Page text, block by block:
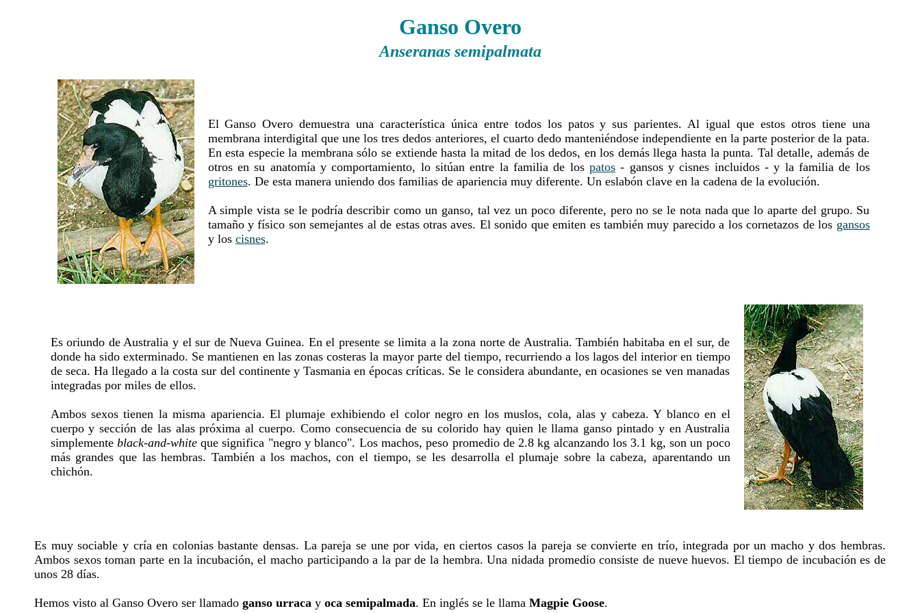
Ganso Overo
Anseranas semipalmata
El Ganso Overo demuestra una característica única entre todos los patos y sus parientes. Al igual que estos otros tiene una
membrana interdigital que une los tres dedos anteriores, el cuarto dedo manteniéndose independiente en la parte posterior de la pata.
En esta especie la membrana sólo se extiende hasta la mitad de los dedos, en los demás llega hasta la punta. Tal detalle, además de
otros en su anatomía y comportamiento, lo sitúan entre la familia de los patos- gansos y cisnes incluidos - y la familia de los
gritones. De esta manera uniendo dos familias de apariencia muy diferente. Un eslabón clave en la cadena de la evolución.
A simple vista se le podría describir como un ganso, tal vez un poco diferente, pero no se le nota nada que lo aparte del grupo. Su
tamaño y físico son semejantes al de estas otras aves. El sonido que emiten es también muy parecido a los cornetazos de los gansos
y los cisnes.
Es oriundo de Australia y el sur de Nueva Guinea. En el presente se limita a la zona norte de Australia. También habitaba en el sur, de
donde ha sido exterminado. Se mantienen en las zonas costeras la mayor parte del tiempo, recurriendo a los lagos del interior en tiempo
de seca. Ha llegado a la costa sur del continente y Tasmania en épocas críticas. Se le considera abundante, en ocasiones se ven manadas
integradas por miles de ellos.
Ambos sexos tienen la misma apariencia. El plumaje exhibiendo el color negro en los muslos, cola, alas y cabeza. Y blanco en el
cuerpo y sección de las alas próxima al cuerpo. Como consecuencia de su colorido hay quien le llama ganso pintado y en Australia
simplemente black-and-whiteque significa "negro y blanco". Los machos, peso promedio de 2.8 kg alcanzando los 3.1 kg, son un poco
más grandes que las hembras. También a los machos, con el tiempo, se les desarrolla el plumaje sobre la cabeza, aparentando un
chichón.
Es muy sociable y cría en colonias bastante densas. La pareja se une por vida, en ciertos casos la pareja se convierte en trío, integrada por un macho y dos hembras.
Ambos sexos toman parte en la incubación, el macho participando a la par de la hembra. Una nidada promedio consiste de nueve huevos. El tiempo de incubación es de
unos 28 días.
Hemos visto al Ganso Overo ser llamado ganso urraca y oca semipalmada. En inglés se le llama Magpie Goose.